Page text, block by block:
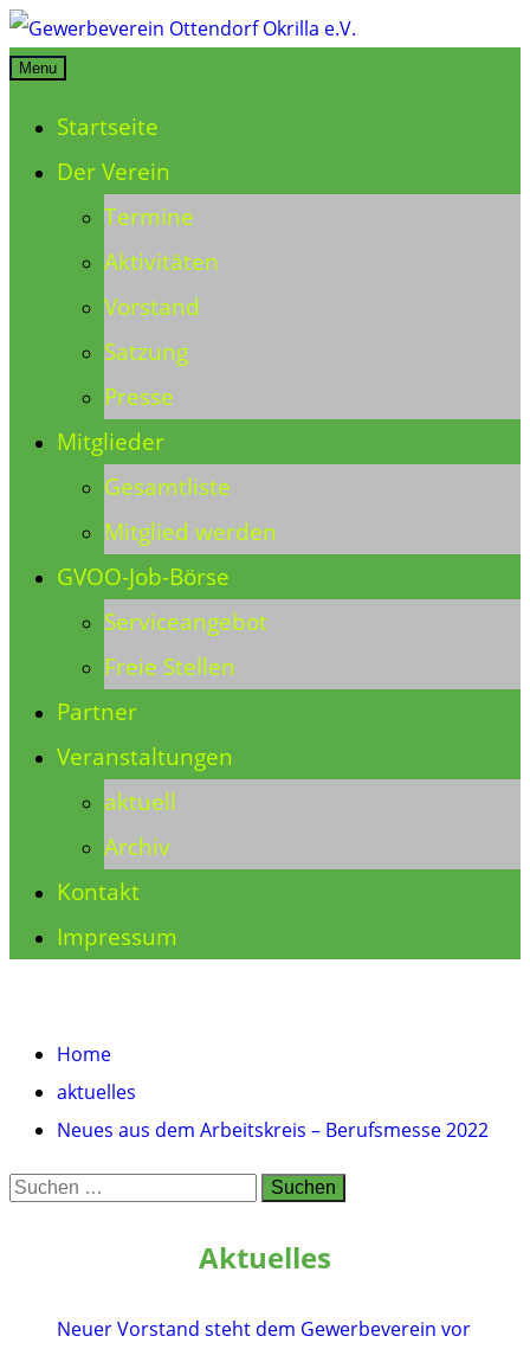
Skip
to
Gewerbeverein Ottendorf Okrilla e.V.
Menu
Startseite
Der Verein
Termine
Aktivitäten
Vorstand
Satzung
Presse
Mitglieder
Gesamtliste
Mitglied werden
GVOO-Job-Börse
Serviceangebot
Freie Stellen
Partner
Veranstaltungen
aktuell
Archiv
Kontakt
Impressum
Home
aktuelles
Neues aus dem Arbeitskreis – Berufsmesse 2022
Suchen
Aktuelles
Neuer Vorstand steht dem Gewerbeverein vor